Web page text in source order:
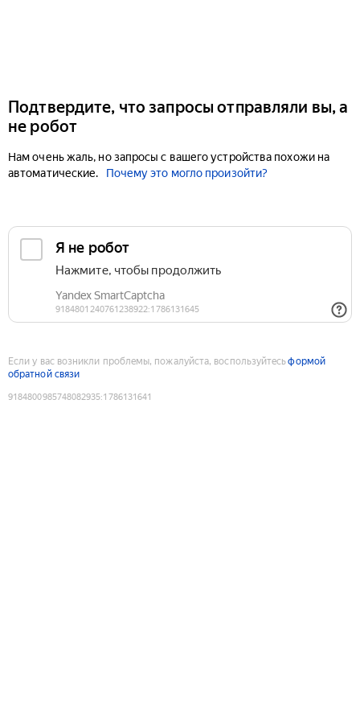
Подтвердите, что запросы отправляли вы, а
не робот
Нам очень жаль, но запросы с вашего устройства похожи на
автоматические.
Почему это могло произойти?
Если у вас возникли проблемы, пожалуйста, воспользуйтесьформой
обратной связи
9184800985748082935:1786131641